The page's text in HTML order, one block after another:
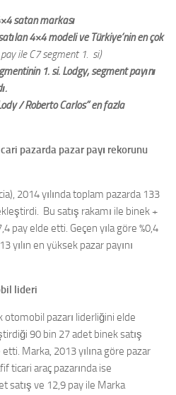
satan markası
4×4 modeli ve Türkiye’nin en çok
pay ile C7 segment 1. si)
1. si. Lodgy, segment payını
/ Roberto Carlos” en fazla
pazarda pazar payı rekorunu
2014 yılında toplam pazarda 133
Bu satış rakamı ile binek +
pay elde etti. Geçen yıla göre %0,4
yılın en yüksek pazar payını
lideri
otomobil pazarı liderliğini elde
90 bin 27 adet binek satış
Marka, 2013 yılına göre pazar
ticari araç pazarında ise
satış ve 12,9 pay ile Marka